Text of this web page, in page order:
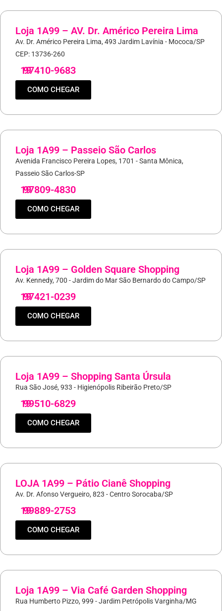
Loja 1A99 – AV. Dr. Américo Pereira Lima
Av. Dr. Américo Pereira Lima, 493 Jardim Lavínia - Mococa/SP
CEP: 13736-260
19
97410-9683
COMO CHEGAR
Loja 1A99 – Passeio São Carlos
Avenida Francisco Pereira Lopes, 1701 - Santa Mônica,
Passeio São Carlos-SP
19
97809-4830
COMO CHEGAR
Loja 1A99 – Golden Square Shopping
Av. Kennedy, 700 - Jardim do Mar São Bernardo do Campo/SP
19
97421-0239
COMO CHEGAR
Loja 1A99 – Shopping Santa Úrsula
Rua São José, 933 - Higienópolis Ribeirão Preto/SP
19
99510-6829
COMO CHEGAR
LOJA 1A99 – Pátio Cianê Shopping
Av. Dr. Afonso Vergueiro, 823 - Centro Sorocaba/SP
19
99889-2753
COMO CHEGAR
Loja 1A99 – Via Café Garden Shopping
Rua Humberto Pizzo, 999 - Jardim Petrópolis Varginha/MG